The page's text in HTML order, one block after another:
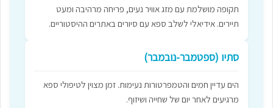
תקופה מושלמת עם מזג אוויר נעים, פריחה מרהיבה ומעט
תיירים. אידיאלי לשלב ספא עם סיורים באתרים ההיסטוריים.
סתיו (ספטמבר-נובמבר)
הים עדיין חמים והטמפרטורות נעימות. זמן מצוין לטיפולי ספא
מרגיעים לאחר יום של שחייה ושיזוף.